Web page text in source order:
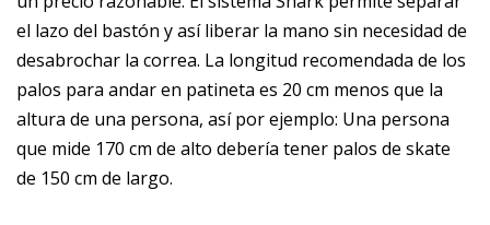
el lazo del bastón y así liberar la mano sin necesidad de
desabrochar la correa. La longitud recomendada de los
palos para andar en patineta es 20 cm menos que la
altura de una persona, así por ejemplo: Una persona
que mide 170 cm de alto debería tener palos de skate
de 150 cm de largo.